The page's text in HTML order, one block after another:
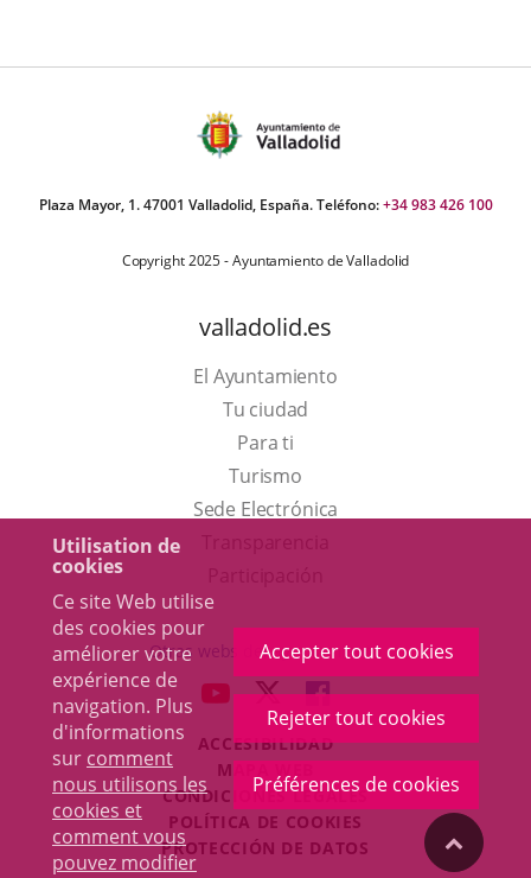
Utilisation de
cookies
Ce site Web utilise
des cookies pour
améliorer votre
expérience de
navigation. Plus
d'informations
sur comment
nous utilisons les
cookies et
comment vous
pouvez modifier
Accepter tout cookies
Rejeter tout cookies
Préférences de cookies
Plaza Mayor, 1. 47001 Valladolid, España. Teléfono:+34 983 426 100
Copyright 2025 - Ayuntamiento de Valladolid
valladolid.es
El Ayuntamiento
Tu ciudad
Para ti
TurismoEste
enlace
una
ventana
nueva.
Sede Electrónica
externa.
Otras webs del ayuntamiento
ENLACE
UNA
APLICACIÓN
EXTERNA.
ENLACE
A
UNA
APLICACIÓN
EXTERNA.
ENLACE
A
UNA
APLICACIÓN
EXTERNA.
ACCESIBILIDAD
MAPA WEB
CONDICIONES LEGALES
POLÍTICA DE COOKIES
PROTECCIÓN DE DATOS
"Volver